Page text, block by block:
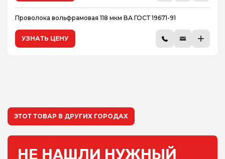
Проволока вольфрамовая 118 мкм ВА ГОСТ 19671-91
УЗНАТЬ ЦЕНУ
ЭТОТ ТОВАР В ДРУГИХ ГОРОДАХ
НЕ НАШЛИ НУЖНЫЙ